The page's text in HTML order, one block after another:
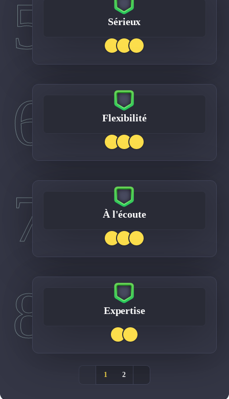
5 Sérieux
6 Flexibilité
7 À l'écoute
8 Expertise
1 2